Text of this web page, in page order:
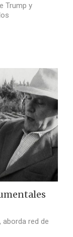
Trump y
aborda red de